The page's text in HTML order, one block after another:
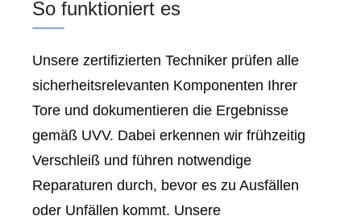
So funktioniert es
Unsere zertifizierten Techniker prüfen alle
sicherheitsrelevanten Komponenten Ihrer
Tore und dokumentieren die Ergebnisse
gemäß UVV. Dabei erkennen wir frühzeitig
Verschleiß und führen notwendige
Reparaturen durch, bevor es zu Ausfällen
oder Unfällen kommt. Unsere